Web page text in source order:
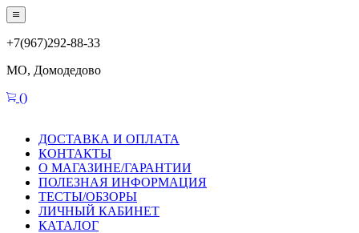
+7(967)292-88-33
МО, Домодедово
()
ДОСТАВКА И ОПЛАТА
КОНТАКТЫ
О МАГАЗИНЕ/ГАРАНТИИ
ПОЛЕЗНАЯ ИНФОРМАЦИЯ
ТЕСТЫ/ОБЗОРЫ
ЛИЧНЫЙ КАБИНЕТ
КАТАЛОГ